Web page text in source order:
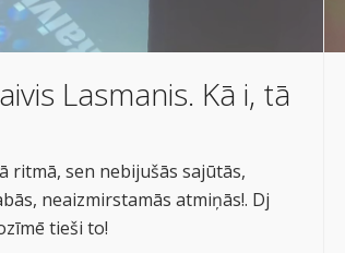
Lasmanis. Kā i, tā
ritmā, sen nebijušās sajūtās,
neaizmirstamās atmiņās!. Dj
tieši to!